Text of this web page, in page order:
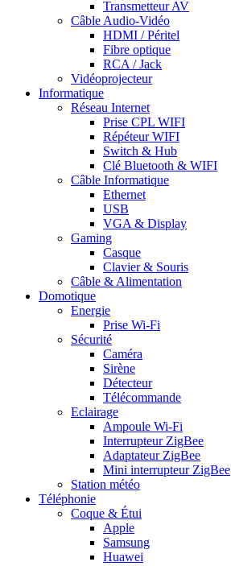
Transmetteur AV
Câble Audio-Vidéo
HDMI / Péritel
Fibre optique
RCA / Jack
Vidéoprojecteur
Informatique
Réseau Internet
Prise CPL WIFI
Répéteur WIFI
Switch & Hub
Clé Bluetooth & WIFI
Câble Informatique
Ethernet
USB
VGA & Display
Gaming
Casque
Clavier & Souris
Câble & Alimentation
Domotique
Energie
Prise Wi-Fi
Sécurité
Caméra
Sirène
Détecteur
Télécommande
Eclairage
Ampoule Wi-Fi
Interrupteur ZigBee
Adaptateur ZigBee
Mini interrupteur ZigBee
Station météo
Téléphonie
Coque & Étui
Apple
Samsung
Huawei